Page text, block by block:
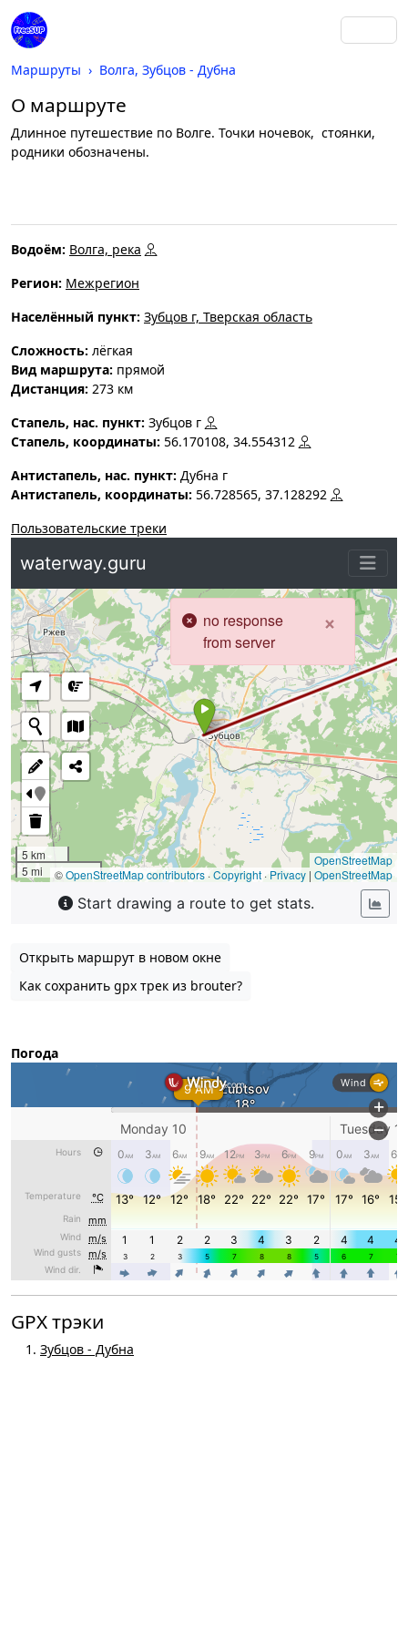
Маршруты Волга, Зубцов - Дубна
О маршруте
Длинное путешествие по Волге. Точки ночевок, стоянки,
родники обозначены.
Водоём: Волга, река
Регион: Межрегион
Населённый пункт: Зубцов г, Тверская область
Cложность: лёгкая
Вид маршрута: прямой
Дистанция: 273 км
Стапель, нас. пункт: Зубцов г
Стапель, координаты: 56.170108, 34.554312
Антистапель, нас. пункт: Дубна г
Антистапель, координаты: 56.728565, 37.128292
Пользовательские треки
Открыть маршрут в новом окне
Как сохранить gpx трек из brouter?
Погода
GPX трэки
Зубцов - Дубна